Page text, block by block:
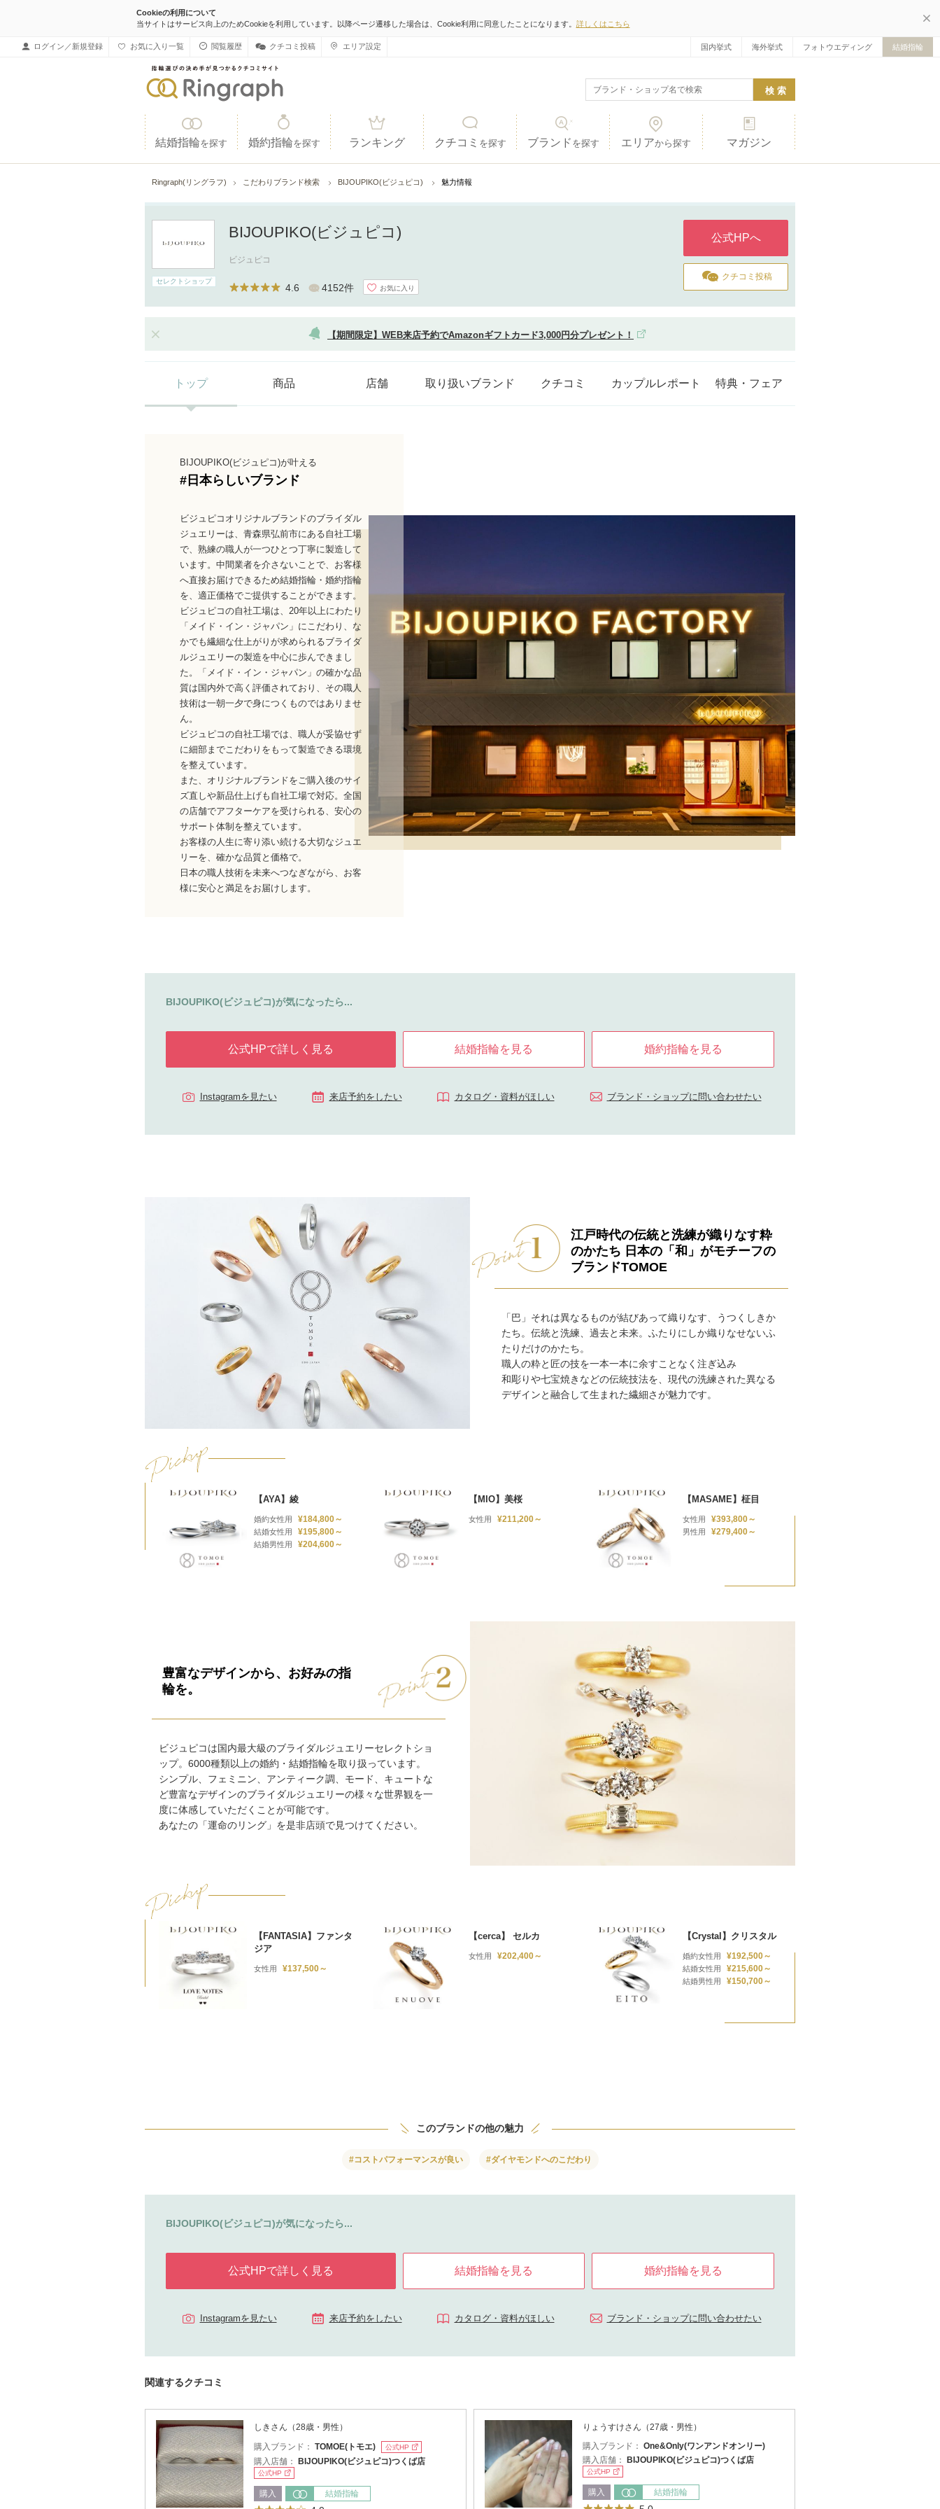
Cookieの利用について
当サイトはサービス向上のためCookieを利用しています。以降ページ遷移した場合は、Cookie利用に同意したことになります。 詳しくはこちら
ログイン／新規登録 お気に入り一覧 閲覧履歴 クチコミ投稿 エリア設定 国内挙式 海外挙式 フォトウエディング 結婚指輪
結婚指輪を探す 婚約指輪を探す ランキング クチコミ を探す ブランド を探す エリアから探す マガジン
Ringraph(リングラフ) こだわりブランド検索 BIJOUPIKO(ビジュピコ) 魅力情報
セレクトショップ
BIJOUPIKO(ビジュピコ)
ビジュピコ
4.6 4152件 お気に入り
公式HPへ
クチコミ投稿
【期間限定】WEB来店予約でAmazonギフトカード3,000円分プレゼント！
トップ 商品 店舗 取り扱いブランド クチコミ カップルレポート 特典・フェア
BIJOUPIKO(ビジュピコ)が叶える
#日本らしいブランド
ビジュピコオリジナルブランドのブライダル
ジュエリーは、青森県弘前市にある自社工場
で、熟練の職人が一つひとつ丁寧に製造して
います。中間業者を介さないことで、お客様
へ直接お届けできるため結婚指輪・婚約指輪
を、適正価格でご提供することができます。
ビジュピコの自社工場は、20年以上にわたり
「メイド・イン・ジャパン」にこだわり、な
かでも繊細な仕上がりが求められるブライダ
ルジュエリーの製造を中心に歩んできまし
た。「メイド・イン・ジャパン」の確かな品
質は国内外で高く評価されており、その職人
技術は一朝一夕で身につくものではありませ
ん。
ビジュピコの自社工場では、職人が妥協せず
に細部までこだわりをもって製造できる環境
を整えています。
また、オリジナルブランドをご購入後のサイ
ズ直しや新品仕上げも自社工場で対応。全国
の店舗でアフターケアを受けられる、安心の
サポート体制を整えています。
お客様の人生に寄り添い続ける大切なジュエ
リーを、確かな品質と価格で。
日本の職人技術を未来へつなぎながら、お客
様に安心と満足をお届けします。
BIJOUPIKO(ビジュピコ)が気になったら...
公式HPで詳しく見る 結婚指輪を見る 婚約指輪を見る
Instagramを見たい 来店予約をしたい カタログ・資料がほしい ブランド・ショップに問い合わせたい
江戸時代の伝統と洗練が織りなす粋
のかたち 日本の「和」がモチーフの
ブランドTOMOE
「巴」それは異なるものが結びあって織りなす、うつくしきか
たち。伝統と洗練、過去と未来。ふたりにしか織りなせないふ
たりだけのかたち。
職人の粋と匠の技を一本一本に余すことなく注ぎ込み
和彫りや七宝焼きなどの伝統技法を、現代の洗練された異なる
デザインと融合して生まれた繊細さが魅力です。
【AYA】綾
婚約女性用 ¥184,800～
結婚女性用 ¥195,800～
結婚男性用 ¥204,600～
【MIO】美桜
女性用 ¥211,200～
【MASAME】柾目
女性用 ¥393,800～
男性用 ¥279,400～
豊富なデザインから、お好みの指
輪を。
ビジュピコは国内最大級のブライダルジュエリーセレクトショ
ップ。6000種類以上の婚約・結婚指輪を取り扱っています。
シンプル、フェミニン、アンティーク調、モード、キュートな
ど豊富なデザインのブライダルジュエリーの様々な世界観を一
度に体感していただくことが可能です。
あなたの「運命のリング」を是非店頭で見つけてください。
【FANTASIA】ファンタ
ジア
女性用 ¥137,500～
【cerca】 セルカ
女性用 ¥202,400～
【Crystal】クリスタル
婚約女性用 ¥192,500～
結婚女性用 ¥215,600～
結婚男性用 ¥150,700～
このブランドの他の魅力
#コストパフォーマンスが良い #ダイヤモンドへのこだわり
BIJOUPIKO(ビジュピコ)が気になったら...
公式HPで詳しく見る 結婚指輪を見る 婚約指輪を見る
Instagramを見たい 来店予約をしたい カタログ・資料がほしい ブランド・ショップに問い合わせたい
関連するクチコミ
しきさん（28歳・男性）
購入ブランド： TOMOE(トモエ) 公式HP
購入店舗： BIJOUPIKO(ビジュピコ)つくば店
公式HP
購入 結婚指輪
りょうすけさん（27歳・男性）
購入ブランド： One&Only(ワンアンドオンリー)
購入店舗：
BIJOUPIKO(ビジュピコ)つくば店
公式HP
購入 結婚指輪